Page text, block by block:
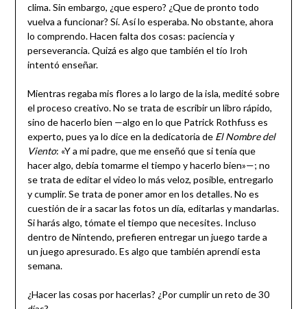
clima. Sin embargo, ¿que espero? ¿Que de pronto todo
vuelva a funcionar? Sí. Así lo esperaba. No obstante, ahora
lo comprendo. Hacen falta dos cosas: paciencia y
perseverancia. Quizá es algo que también el tío Iroh
intentó enseñar.
Mientras regaba mis flores a lo largo de la isla, medité sobre
el proceso creativo. No se trata de escribir un libro rápido,
sino de hacerlo bien —algo en lo que Patrick Rothfuss es
experto, pues ya lo dice en la dedicatoria de El Nombre del
Viento: «Y a mi padre, que me enseñó que si tenía que
hacer algo, debía tomarme el tiempo y hacerlo bien»—; no
se trata de editar el video lo más veloz, posible, entregarlo
y cumplir. Se trata de poner amor en los detalles. No es
cuestión de ir a sacar las fotos un día, editarlas y mandarlas.
Si harás algo, tómate el tiempo que necesites. Incluso
dentro de Nintendo, prefieren entregar un juego tarde a
un juego apresurado. Es algo que también aprendí esta
semana.
¿Hacer las cosas por hacerlas? ¿Por cumplir un reto de 30